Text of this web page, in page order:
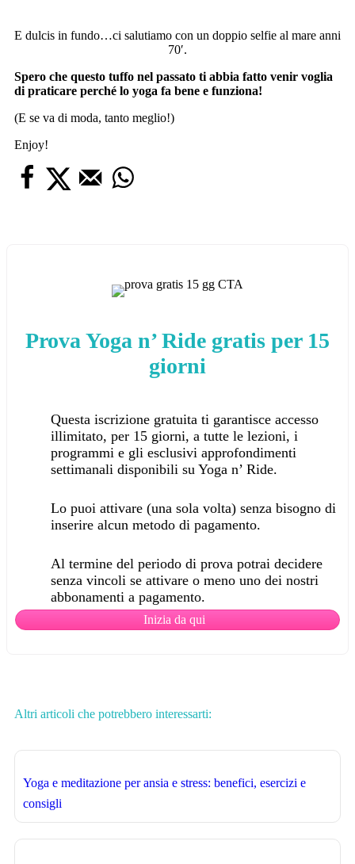
E dulcis in fundo…ci salutiamo con un doppio selfie al mare anni
70′.
Spero che questo tuffo nel passato ti abbia fatto venir voglia
di praticare perché lo yoga fa bene e funziona!
(E se va di moda, tanto meglio!)
Enjoy!
Prova Yoga n’ Ride gratis per 15
giorni
Questa iscrizione gratuita ti garantisce accesso
illimitato, per 15 giorni, a tutte le lezioni, i
programmi e gli esclusivi approfondimenti
settimanali disponibili su Yoga n’ Ride.
Lo puoi attivare (una sola volta) senza bisogno di
inserire alcun metodo di pagamento.
Al termine del periodo di prova potrai decidere
senza vincoli se attivare o meno uno dei nostri
abbonamenti a pagamento.
Inizia da qui
Altri articoli che potrebbero interessarti:
Yoga e meditazione per ansia e stress: benefici, esercizi e
consigli